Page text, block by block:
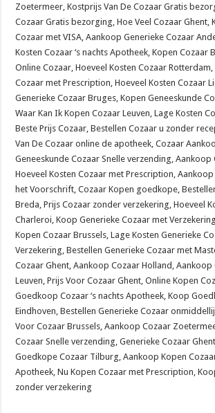
Zoetermeer, Kostprijs Van De Cozaar Gratis
Cozaar Gratis bezorging, Hoe Veel Cozaar Ghent,
Cozaar met VISA, Aankoop Generieke Cozaar
Kosten Cozaar ‘s nachts Apotheek, Kopen Cozaar
Online Cozaar, Hoeveel Kosten Cozaar
Cozaar met Prescription, Hoeveel Kosten Cozaar
Generieke Cozaar Bruges, Kopen Geneeskunde
Waar Kan Ik Kopen Cozaar Leuven, Lage Kosten
Beste Prijs Cozaar, Bestellen Cozaar u zonder
Van De Cozaar online de apotheek, Cozaar
Geneeskunde Cozaar Snelle verzending, Aankoop
Hoeveel Kosten Cozaar met Prescription,
het Voorschrift, Cozaar Kopen goedkope,
Breda, Prijs Cozaar zonder verzekering, Hoeveel
Charleroi, Koop Generieke Cozaar met
Kopen Cozaar Brussels, Lage Kosten Generieke
Verzekering, Bestellen Generieke Cozaar met
Cozaar Ghent, Aankoop Cozaar Holland, Aankoop
Leuven, Prijs Voor Cozaar Ghent, Online Kopen
Goedkoop Cozaar ‘s nachts Apotheek, Koop
Eindhoven, Bestellen Generieke Cozaar
Voor Cozaar Brussels, Aankoop Cozaar
Cozaar Snelle verzending, Generieke Cozaar
Goedkope Cozaar Tilburg, Aankoop Kopen Cozaar
Apotheek, Nu Kopen Cozaar met Prescription,
zonder verzekering